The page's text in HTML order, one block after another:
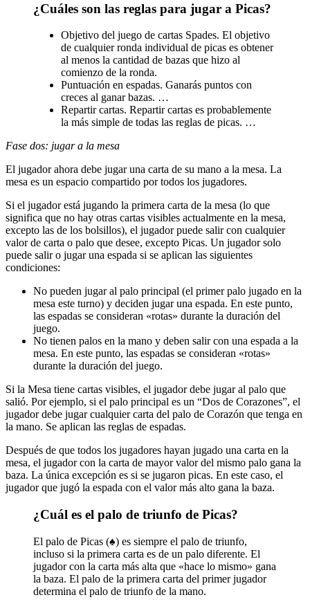
¿Cuáles son las reglas para jugar a Picas?
Objetivo del juego de cartas Spades. El objetivo
de cualquier ronda individual de picas es obtener
al menos la cantidad de bazas que hizo al
comienzo de la ronda.
Puntuación en espadas. Ganarás puntos con
creces al ganar bazas. …
Repartir cartas. Repartir cartas es probablemente
la más simple de todas las reglas de picas. …
Fase dos: jugar a la mesa
El jugador ahora debe jugar una carta de su mano a la mesa. La
mesa es un espacio compartido por todos los jugadores.
Si el jugador está jugando la primera carta de la mesa (lo que
significa que no hay otras cartas visibles actualmente en la mesa,
excepto las de los bolsillos), el jugador puede salir con cualquier
valor de carta o palo que desee, excepto Picas. Un jugador solo
puede salir o jugar una espada si se aplican las siguientes
condiciones:
No pueden jugar al palo principal (el primer palo jugado en la
mesa este turno) y deciden jugar una espada. En este punto,
las espadas se consideran «rotas» durante la duración del
juego.
No tienen palos en la mano y deben salir con una espada a la
mesa. En este punto, las espadas se consideran «rotas»
durante la duración del juego.
Si la Mesa tiene cartas visibles, el jugador debe jugar al palo que
salió. Por ejemplo, si el palo principal es un “Dos de Corazones”, el
jugador debe jugar cualquier carta del palo de Corazón que tenga en
la mano. Se aplican las reglas de espadas.
Después de que todos los jugadores hayan jugado una carta en la
mesa, el jugador con la carta de mayor valor del mismo palo gana la
baza. La única excepción es si se jugaron picas. En este caso, el
jugador que jugó la espada con el valor más alto gana la baza.
¿Cuál es el palo de triunfo de Picas?
El palo de Picas (♠) es siempre el palo de triunfo,
incluso si la primera carta es de un palo diferente. El
jugador con la carta más alta que «hace lo mismo» gana
la baza. El palo de la primera carta del primer jugador
determina el palo de triunfo de la mano.